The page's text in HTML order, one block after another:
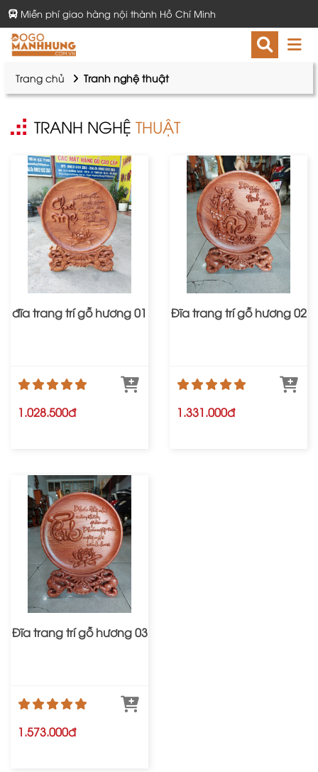
Miễn phí giao hàng nội thành Hồ Chí Minh
Trang chủ Tranh nghệ thuật
TRANH NGHỆ THUẬT
đĩa trang trí gỗ hương 01
1.028.500đ
Đĩa trang trí gỗ hương 02
1.331.000đ
Đĩa trang trí gỗ hương 03
1.573.000đ